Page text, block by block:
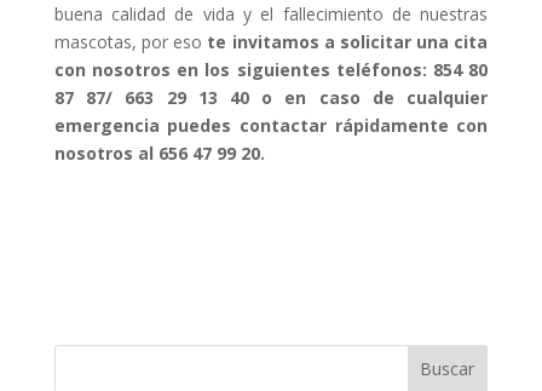
buena calidad de vida y el fallecimiento de nuestras
mascotas, por eso te invitamos a solicitar una cita
con nosotros en los siguientes teléfonos: 854 80
87 87/ 663 29 13 40 o
en caso de cualquier
emergencia puedes contactar rápidamente con
nosotros al 656 47 99 20.
Buscar